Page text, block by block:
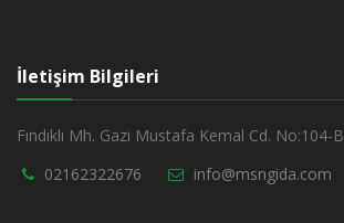
İletişim Bilgileri
Fındıklı Mh. Gazi Mustafa Kemal Cd. No:104-
02162322676
info@msngida.com